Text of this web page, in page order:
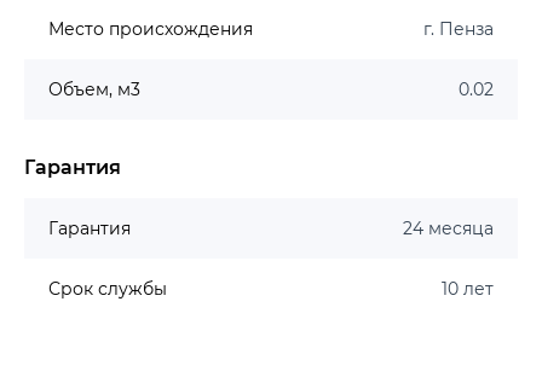
Место происхождения г. Пенза
Объем, м3 0.02
Гарантия
Гарантия 24 месяца
Срок службы 10 лет